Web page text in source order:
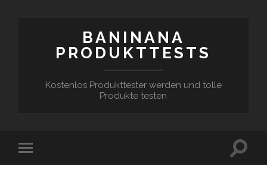
BANINANA
PRODUKTTESTS
Kostenlos Produkttester werden und tolle
Produkte testen